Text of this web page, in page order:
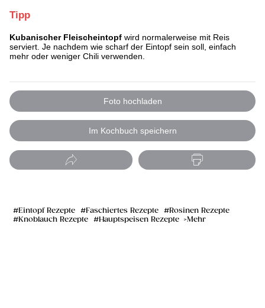
Tipp
Kubanischer Fleischeintopf wird normalerweise mit Reis
serviert. Je nachdem wie scharf der Eintopf sein soll, einfach
mehr oder weniger Chili verwenden.
Foto hochladen
Im Kochbuch speichern
Eintopf Rezepte Faschiertes Rezepte
Rosinen Rezepte
Knoblauch Rezepte
Hauptspeisen Rezepte Mehr